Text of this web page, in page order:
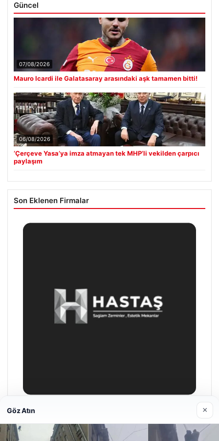
Güncel
07/08/2026
Mauro Icardi ile Galatasaray arasındaki aşk tamamen bitti!
06/08/2026
‘Çerçeve Yasa’ya imza atmayan tek MHP’li vekilden çarpıcı
paylaşım
Son Eklenen Firmalar
Prenses Night Club
29/04/2026
Göz Atın ×